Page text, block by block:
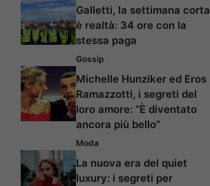
Galletti, la settimana corta
è realtà: 34 ore con la
stessa paga
Gossip
Michelle Hunziker ed Eros
Ramazzotti, i segreti del
loro amore: “È diventato
ancora più bello”
Moda
La nuova era del quiet
luxury: i segreti per